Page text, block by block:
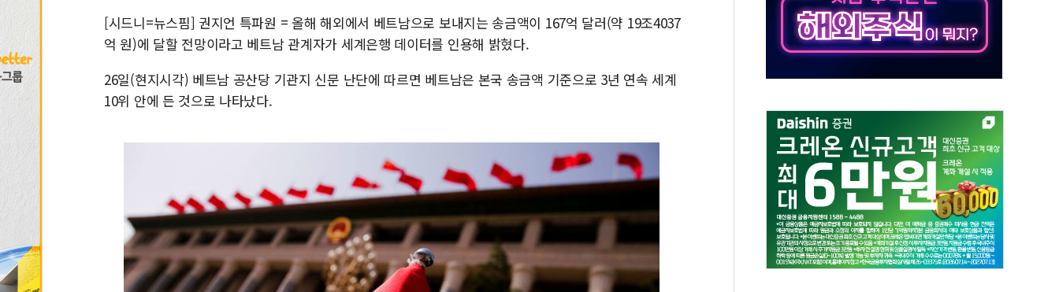
풀무원푸드앤컬처, 인천공항서 '팔도음식대전'
애경산업, 서울시 취약계층 위해 53억원 상당 통큰 기부
중기부, 떡국·떡볶이떡 제조업 '생계형 적합업종' 재지정...5년 더 보호
[시드니=뉴스핌] 권지언 특파원 = 올해 해외에서 베트남으로 보내지는 송금액이 167억 달러(약 19조4037
억 원)에 달할 전망이라고 베트남 관계자가 세계은행 데이터를 인용해 밝혔다.
26일(현지시각) 베트남 공산당 기관지 신문 난단에 따르면 베트남은 본국 송금액 기준으로 3년 연속 세계
10위 안에 든 것으로 나타났다.